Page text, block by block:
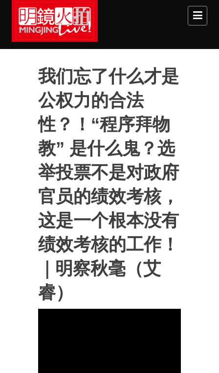
Skip to main content
我们忘了什么才是
公权力的合法
性？！“程序拜物
教” 是什么鬼？选
举投票不是对政府
官员的绩效考核，
这是一个根本没有
绩效考核的工作！
｜明察秋毫（艾
睿）